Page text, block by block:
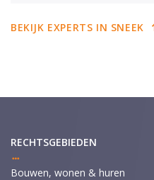
BEKIJK EXPERTS IN SNEEK
RECHTSGEBIEDEN
Bouwen, wonen & huren